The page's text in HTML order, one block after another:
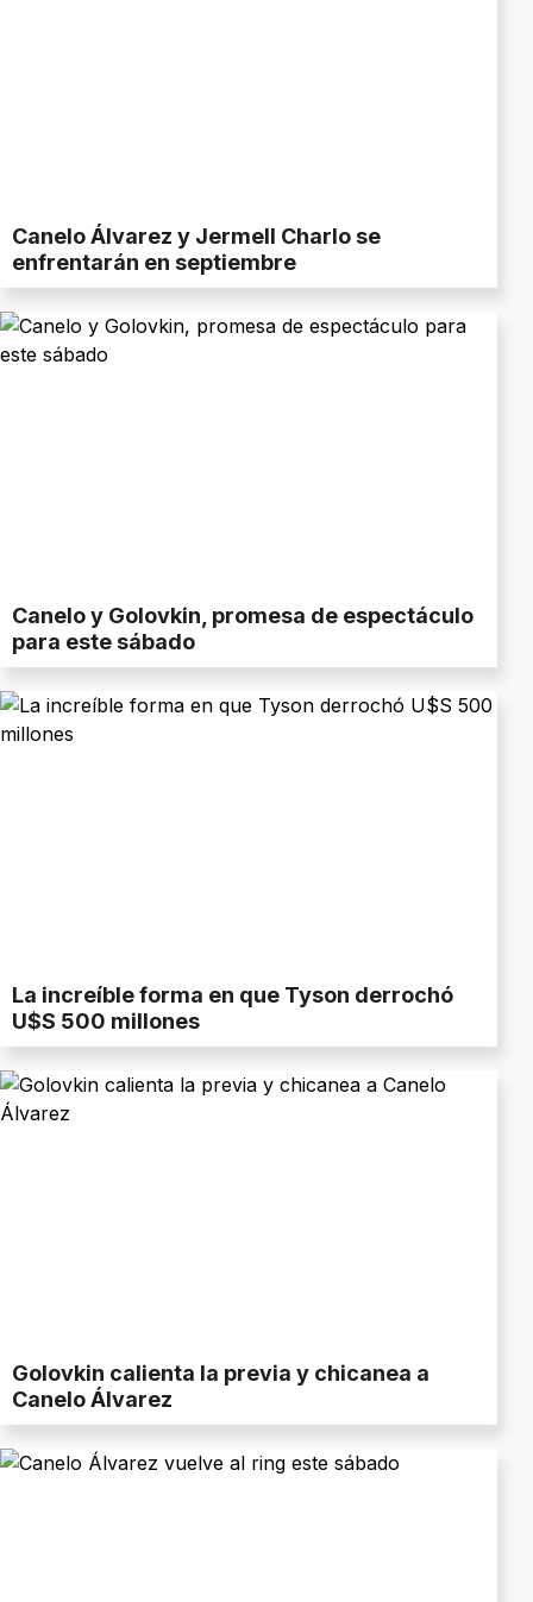
Canelo Álvarez y Jermell Charlo se
enfrentarán en septiembre
Canelo y Golovkin, promesa de espectáculo
para este sábado
La increíble forma en que Tyson derrochó
U$S 500 millones
Golovkin calienta la previa y chicanea a
Canelo Álvarez